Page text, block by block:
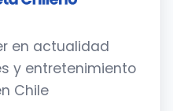
en actualidad
y entretenimiento
Chile